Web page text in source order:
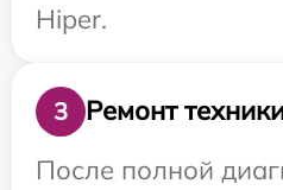
Hiper.
3
Ремонт
После полной